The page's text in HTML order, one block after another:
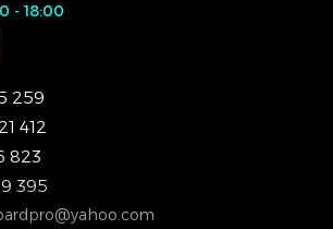
- 18:00
259
412
823
395